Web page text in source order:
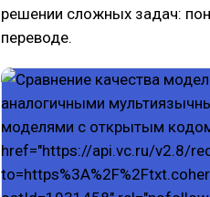
решении сложных задач:
переводе.